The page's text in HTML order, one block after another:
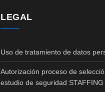
LEGAL
Uso de tratamiento de datos
Autorización proceso de
estudio de seguridad STAFFING